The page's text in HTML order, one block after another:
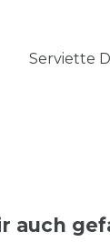
Serviette
auch